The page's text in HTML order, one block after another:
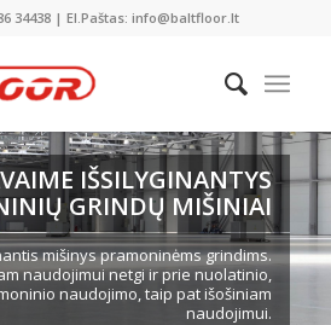
34438 | El.Paštas: info@baltfloor.lt
IŠSILYGINANTYS
GRINDŲ MIŠINIAI
mišinys pramoninėms grindims.
naudojimui netgi ir prie nuolatinio,
naudojimo, taip pat išošiniam
naudojimui.